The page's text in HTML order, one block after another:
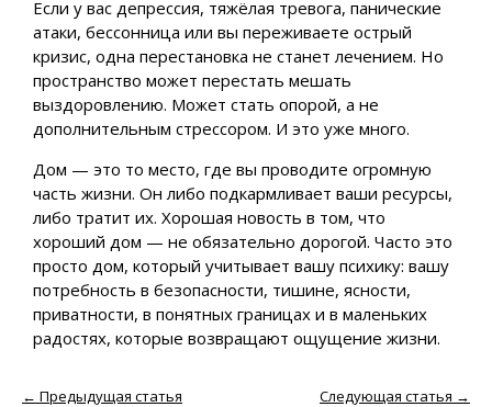
Если у вас депрессия, тяжёлая тревога, панические
атаки, бессонница или вы переживаете острый
кризис, одна перестановка не станет лечением. Но
пространство может перестать мешать
выздоровлению. Может стать опорой, а не
дополнительным стрессором. И это уже много.
Дом — это то место, где вы проводите огромную
часть жизни. Он либо подкармливает ваши ресурсы,
либо тратит их. Хорошая новость в том, что
хороший дом — не обязательно дорогой. Часто это
просто дом, который учитывает вашу психику: вашу
потребность в безопасности, тишине, ясности,
приватности, в понятных границах и в маленьких
радостях, которые возвращают ощущение жизни.
← Предыдущая статья Следующая статья →